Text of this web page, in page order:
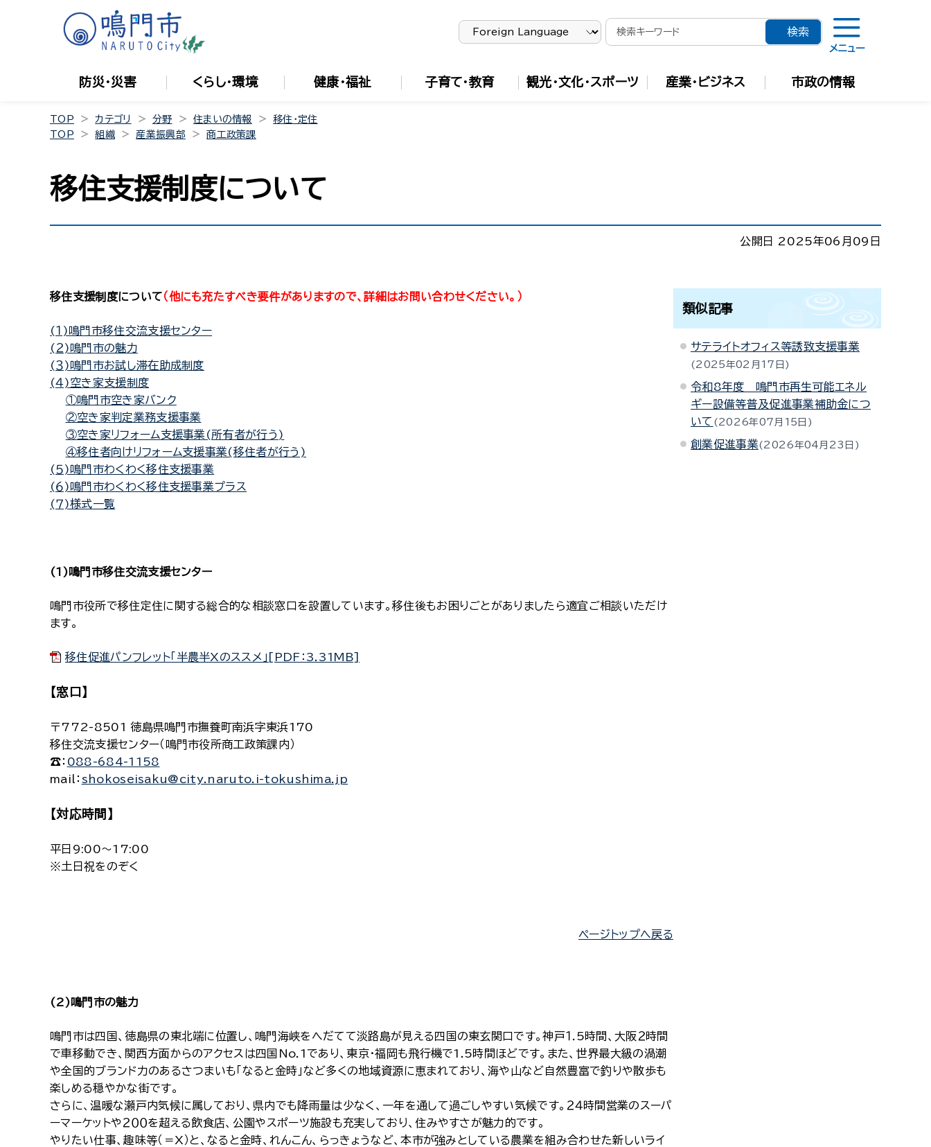
メニュー
防災・災害 くらし・環境 健康・福祉 子育て・教育 観光・文化・スポーツ 産業・ビジネス 市政の情報
TOP カテゴリ 分野 住まいの情報
移住・定住
TOP
組織 産業振興部 商工政策課
移住支援制度について
公開日 2025年06月09日
移住支援制度について（他にも充たすべき要件がありますので、詳細はお問い合わせください。）
(１)鳴門市移住交流支援センター
(２)鳴門市の魅力
(３)鳴門市お試し滞在助成制度
(４)空き家支援制度
①鳴門市空き家バンク
②空き家判定業務支援事業
③空き家リフォーム支援事業(所有者が行う)
④移住者向けリフォーム支援事業(移住者が行う)
(５)鳴門市わくわく移住支援事業
(６)鳴門市わくわく移住支援事業プラス
(７)様式一覧
(1)鳴門市移住交流支援センター
鳴門市役所で移住定住に関する総合的な相談窓口を設置しています。移住後もお困りごとがありましたら適宜ご相談いただけ
ます。
移住促進パンフレット「半農半Xのススメ」[PDF：3.31MB]
【窓口】
〒772-8501 徳島県鳴門市撫養町南浜字東浜170
移住交流支援センター（鳴門市役所商工政策課内）
☎： 088-684-1158
mail： shokoseisaku@city.naruto.i-tokushima.jp
【対応時間】
平日9:00～17:00
※土日祝をのぞく
ページトップへ戻る
(2)鳴門市の魅力
鳴門市は四国、徳島県の東北端に位置し、鳴門海峡をへだてて淡路島が見える四国の東玄関口です。神戸１.5時間、大阪２時間
で車移動でき、関西方面からのアクセスは四国No.1であり、東京・福岡も飛行機で1.5時間ほどです。また、世界最大級の渦潮
や全国的ブランド力のあるさつまいも「なると金時」など多くの地域資源に恵まれており、海や山など自然豊富で釣りや散歩も
楽しめる穏やかな街です。
さらに、温暖な瀬戸内気候に属しており、県内でも降雨量は少なく、一年を通して過ごしやすい気候です。２４時間営業のスーパ
ーマーケットや２００を超える飲食店、公園やスポーツ施設も充実しており、住みやすさが魅力的です。
やりたい仕事、趣味等（＝X）と、なると金時、れんこん、らっきょうなど、本市が強みとしている農業を組み合わせた新しいライ
類似記事
サテライトオフィス等誘致支援事業
2025年02月17日
令和8年度 鳴門市再生可能エネル
ギー設備等普及促進事業補助金につ
いて
2026年07月15日
創業促進事業 2026年04月23日